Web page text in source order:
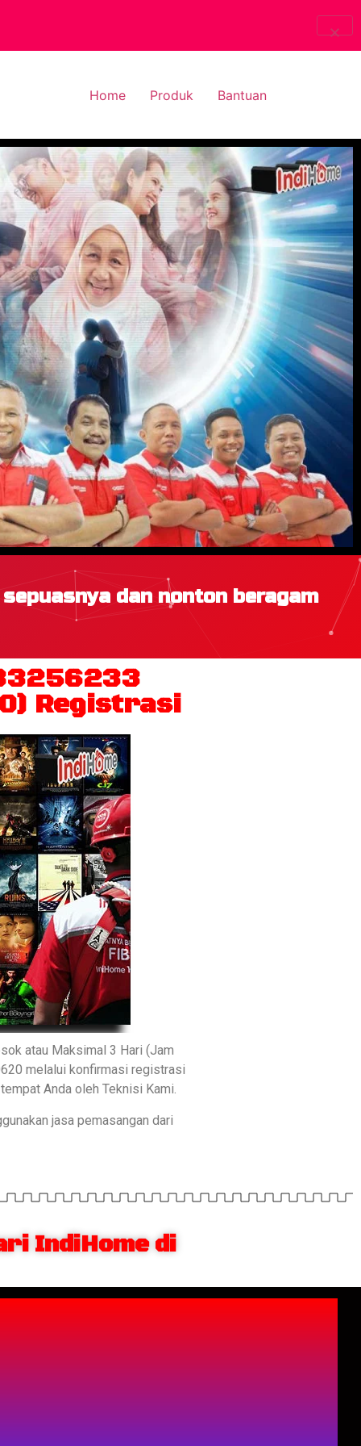
Home Produk Bantuan
dan nonton beragam
Registrasi
atau Maksimal 3 Hari (Jam
melalui konfirmasi registrasi
Anda oleh Teknisi Kami.
jasa pemasangan dari
IndiHome di